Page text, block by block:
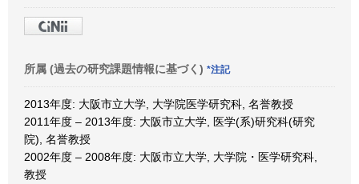
所属 (過去の研究課題情報に基づく) *注記
2013年度: 大阪市立大学, 大学院医学研究科, 名誉教授
2011年度 – 2013年度: 大阪市立大学, 医学(系)研究科(研究
院), 名誉教授
2002年度 – 2008年度: 大阪市立大学, 大学院・医学研究科,
教授